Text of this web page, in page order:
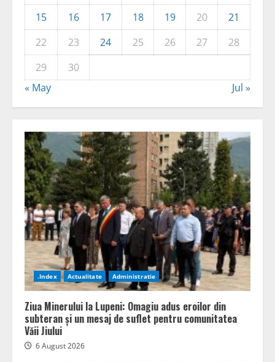
15
16 17 18 19 20
21
22
23 24 25 26 27
28
29
30
« May
Jul »
.Index Actualitate Administratie
Ziua Minerului la Lupeni: Omagiu adus eroilor din
subteran și un mesaj de suflet pentru comunitatea
Văii Jiului
6 August 2026